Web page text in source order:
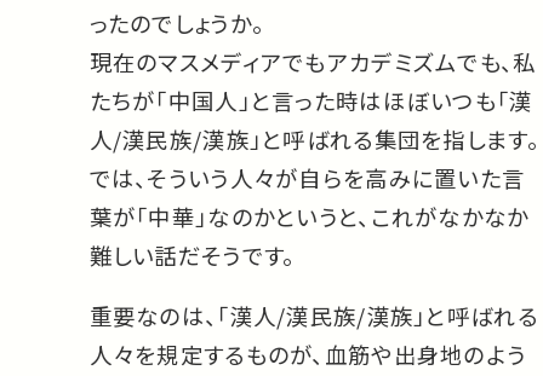
ったのでしょうか。
現在のマスメディアでもアカデミズムでも、私
たちが「中国人」と言った時はほぼいつも「漢
人/漢民族/漢族」と呼ばれる集団を指します。
では、そういう人々が自らを高みに置いた言
葉が「中華」なのかというと、これがなかなか
難しい話だそうです。
重要なのは、「漢人/漢民族/漢族」と呼ばれる
人々を規定するものが、血筋や出身地のよう